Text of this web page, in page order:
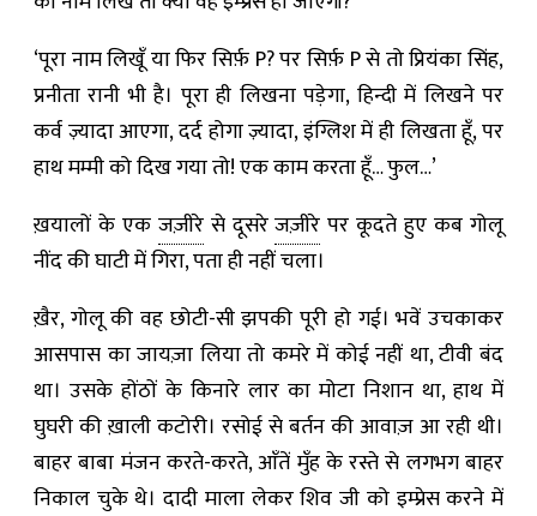
‘पूरा नाम लिखूँ या फिर सिर्फ़ P? पर सिर्फ़ P से तो प्रियंका सिंह,
प्रनीता रानी भी है। पूरा ही लिखना पड़ेगा, हिन्दी में लिखने पर
कर्व ज़्यादा आएगा, दर्द होगा ज़्यादा, इंग्लिश में ही लिखता हूँ, पर
हाथ मम्मी को दिख गया तो! एक काम करता हूँ… फुल…’
ख़यालों के एक जज़ीरेसे दूसरेजज़ीरे पर कूदते हुए कब गोलू
नींद की घाटी में गिरा, पता ही नहीं चला।
ख़ैर, गोलू की वह छोटी-सी झपकी पूरी हो गई। भवें उचकाकर
आसपास का जायज़ा लिया तो कमरे में कोई नहीं था, टीवी बंद
था। उसके होंठों के किनारे लार का मोटा निशान था, हाथ में
घुघरी की ख़ाली कटोरी। रसोई से बर्तन की आवाज़ आ रही थी।
बाहर बाबा मंजन करते-करते, आँतें मुँह के रस्ते से लगभग बाहर
निकाल चुके थे। दादी माला लेकर शिव जी को इम्प्रेस करने में